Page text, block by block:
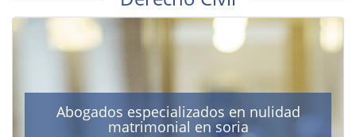
Abogados especializados en nulidad
matrimonial en soria